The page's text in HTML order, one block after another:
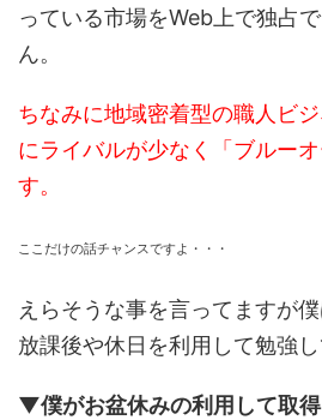
っている市場をWeb上で独占
ん。
ちなみに地域密着型の職人ビ
にライバルが少なく「ブルー
す。
ここだけの話チャンスですよ・・・
えらそうな事を言ってますが
放課後や休日を利用して勉強し
▼僕がお盆休みの利用して取